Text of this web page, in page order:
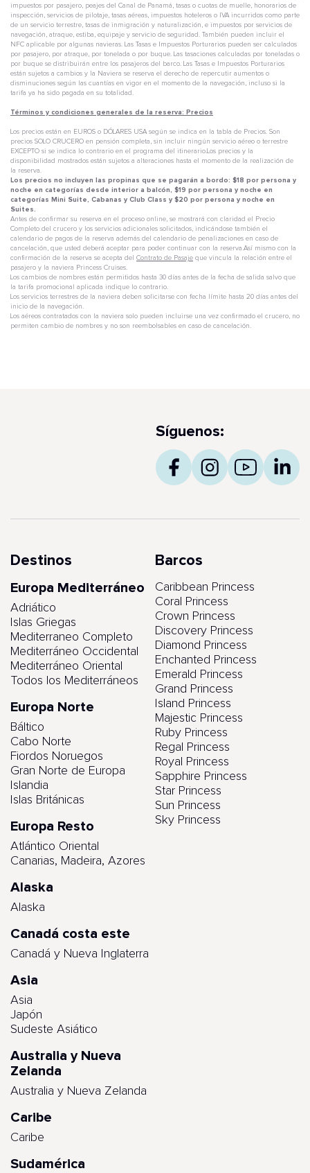
impuestos por pasajero, peajes del Canal de Panamá, tasas o cuotas de muelle, honorarios de
inspección, servicios de pilotaje, tasas aéreas, impuestos hoteleros o IVA incurridos como parte
de un servicio terrestre, tasas de inmigración y naturalización, e impuestos por servicios de
navegación, atraque, estiba, equipaje y servicio de seguridad. También pueden incluir el
NFC aplicable por algunas navieras. Las Tasas e Impuestos Porturarios pueden ser calculados
por pasajero, por atraque, por tonelada o por buque. Las tasaciones calculadas por toneladas o
por buque se distribuirán entre los pasajeros del barco. Las Tasas e Impuestos Porturarios
están sujetos a cambios y la Naviera se reserva el derecho de repercutir aumentos o
disminuciones según las cuantías en vigor en el momento de la navegación, incluso si la
tarifa ya ha sido pagada en su totalidad.
Términos y condiciones generales de la reserva: Precios
Los precios están en EUROS o DÓLARES USA según se indica en la tabla de Precios. Son
precios SOLO CRUCERO en pensión completa, sin incluir ningún servicio aéreo o terrestre
EXCEPTO si se indica lo contrario en el programa del itinerario.Los precios y la
disponibilidad mostrados están sujetos a alteraciones hasta el momento de la realización de
la reserva.
Los precios no incluyen las propinas que se pagarán a bordo: $18 por persona y
noche en categorías desde interior a balcón, $19 por persona y noche en
categorías Mini Suite, Cabanas y Club Class y $20 por persona y noche en
Suites.
Antes de confirmar su reserva en el proceso online, se mostrará con claridad el Precio
Completo del crucero y los servicios adicionales solicitados, indicándose también el
calendario de pagos de la reserva además del calendario de penalizaciones en caso de
cancelación, que usted deberá aceptar para poder continuar con la reserva.Así mismo con la
confirmación de la reserva se acepta del Contrato de Pasaje que vincula la relación entre el
pasajero y la naviera Princess Cruises.
Los cambios de nombres están permitidos hasta 30 días antes de la fecha de salida salvo que
la tarifa promocional aplicada indique lo contrario.
Los servicios terrestres de la naviera deben solicitarse con fecha límite hasta 20 días antes del
inicio de la navegación.
Los aéreos contratados con la naviera solo pueden incluirse una vez confirmado el crucero, no
permiten cambio de nombres y no son reembolsables en caso de cancelación.
Síguenos:
Destinos
Europa Mediterráneo
Adriático
Islas Griegas
Mediterraneo Completo
Mediterráneo Occidental
Mediterráneo Oriental
Todos los Mediterráneos
Europa Norte
Báltico
Cabo Norte
Fiordos Noruegos
Gran Norte de Europa
Islandia
Islas Británicas
Europa Resto
Atlántico Oriental
Canarias, Madeira, Azores
Alaska
Alaska
Canadá costa este
Canadá y Nueva Inglaterra
Asia
Asia
Japón
Sudeste Asiático
Australia y Nueva
Zelanda
Australia y Nueva Zelanda
Caribe
Caribe
Sudamérica
Barcos
Caribbean Princess
Coral Princess
Crown Princess
Discovery Princess
Diamond Princess
Enchanted Princess
Emerald Princess
Grand Princess
Island Princess
Majestic Princess
Ruby Princess
Regal Princess
Royal Princess
Sapphire Princess
Star Princess
Sun Princess
Sky Princess